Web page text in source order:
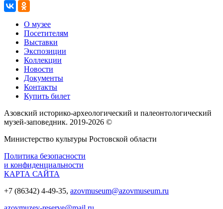
О музее
Посетителям
Выставки
Экспозиции
Коллекции
Новости
Документы
Контакты
Купить билет
Азовский историко‑археологический и палеонтологический
музей‑заповедник. 2019-2026 ©
Министерство культуры Ростовской области
Политика безопасности
и конфиденциальности
КАРТА САЙТА
+7 (86342) 4-49-35, azovmuseum@azovmuseum.ru